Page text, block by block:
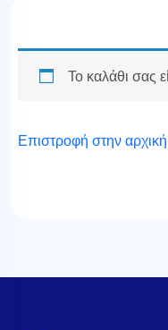
Το καλάθι σας
Επιστροφή στην αρχική